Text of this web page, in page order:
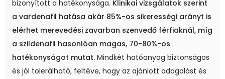
bizonyított a hatékonysága. Klinikai vizsgálatok szerint
a vardenafil hatása akár 85%-os sikerességi arányt is
elérhet merevedési zavarban szenvedő férfiaknál, míg
a szildenafil hasonlóan magas, 70-80%-os
hatékonyságot mutat. Mindkét hatóanyag biztonságos
és jól tolerálható, feltéve, hogy az ajánlott adagolást és